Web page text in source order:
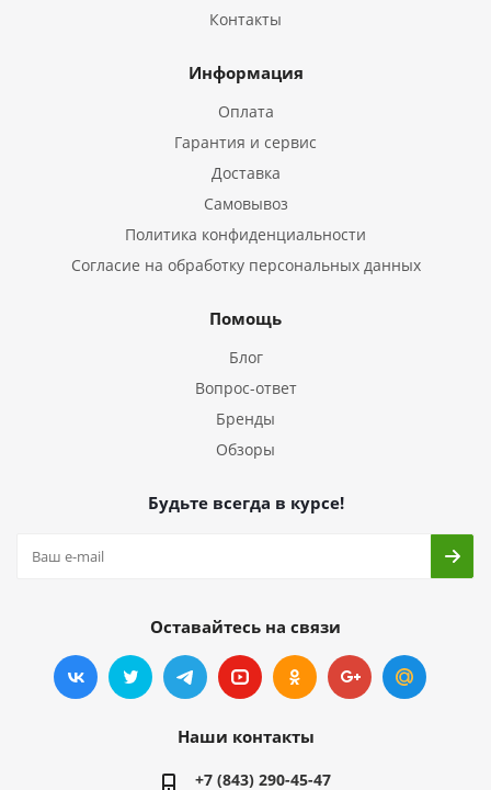
Контакты
Информация
Оплата
Гарантия и сервис
Доставка
Самовывоз
Политика конфиденциальности
Согласие на обработку персональных данных
Помощь
Блог
Вопрос-ответ
Бренды
Обзоры
Будьте всегда в курсе!
Оставайтесь на связи
Наши контакты
+7 (843) 290-45-47